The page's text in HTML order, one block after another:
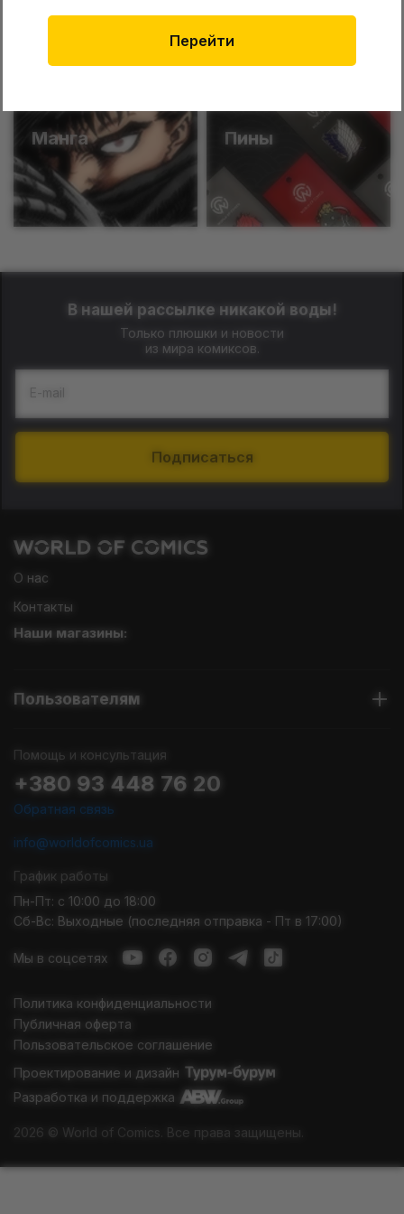
Перейти
Funko Катаны
Манга Пины
В нашей рассылке никакой воды!
Только плюшки и новости
из мира комиксов.
E-mail
Подписаться
О нас
Контакты
Наши магазины:
Пользователям
Помощь и консультация
+380 93 448 76 20
Обратная связь
info@worldofcomics.ua
График работы
Пн-Пт: с 10:00 до 18:00
Сб-Вс: Выходные (последняя отправка - Пт в 17:00)
Мы в соцсетях
Политика конфиденциальности
Публичная оферта
Пользовательское соглашение
Проектирование и дизайн
Разработка и поддержка
2026 © World of Comics. Все права защищены.